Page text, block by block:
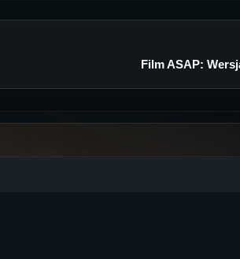
Film ASAP: